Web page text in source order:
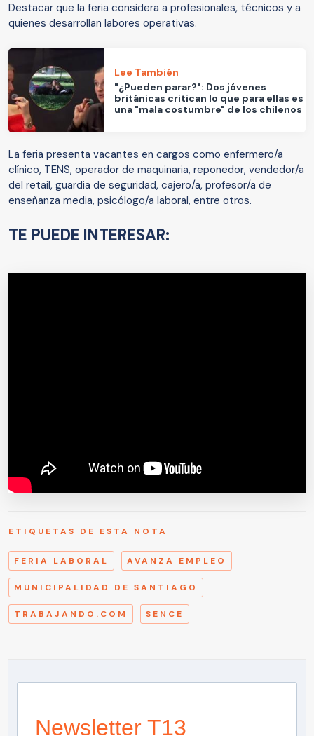
Destacar que la feria considera a profesionales, técnicos y a
quienes desarrollan labores operativas.
Lee También
"¿Pueden parar?": Dos jóvenes
británicas critican lo que para ellas es
una "mala costumbre" de los chilenos
La feria presenta vacantes en cargos como enfermero/a
clínico, TENS, operador de maquinaria, reponedor, vendedor/a
del retail, guardia de seguridad, cajero/a, profesor/a de
enseñanza media, psicólogo/a laboral, entre otros.
TE PUEDE INTERESAR:
ETIQUETAS DE ESTA NOTA
FERIA LABORAL AVANZA EMPLEO
MUNICIPALIDAD DE SANTIAGO
TRABAJANDO.COM SENCE
Newsletter T13